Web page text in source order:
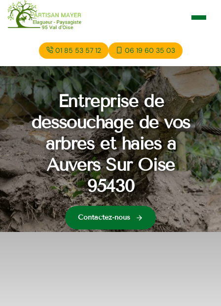
01 85 53 57 12 06 19 60 35 03
Entreprise de
dessouchage de vos
arbres et haies à
Auvers Sur Oise
95430
Contactez-nous